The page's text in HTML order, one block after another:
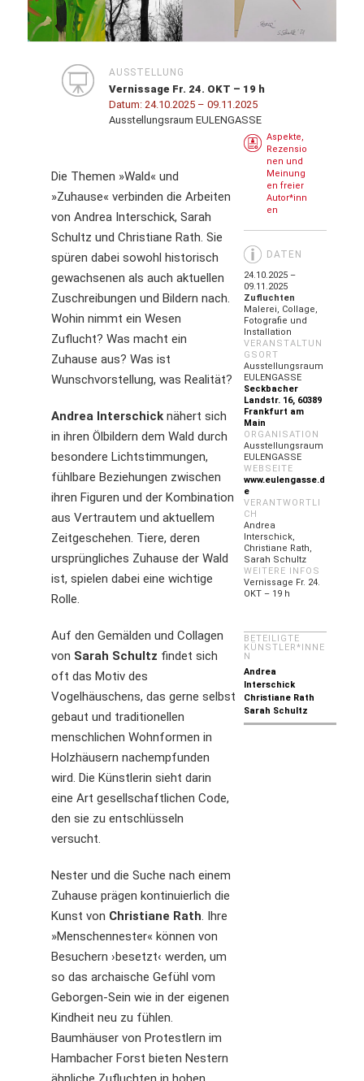
AUSSTELLUNG
Vernissage Fr. 24. OKT – 19 h
Datum: 24.10.2025 – 09.11.2025
Ausstellungsraum EULENGASSE
Aspekte,
Rezensio
nen und
Meinung
en freier
Autor*inn
en
DATEN
24.10.2025 –
09.11.2025
Zufluchten
Malerei, Collage,
Fotografie und
Installation
VERANSTALTUN
GSORT
Ausstellungsraum
EULENGASSE
Seckbacher
Landstr. 16, 60389
Frankfurt am
Main
ORGANISATION
Ausstellungsraum
EULENGASSE
WEBSEITE
www.eulengasse.d
e
VERANTWORTLI
CH
Andrea
Interschick,
Christiane Rath,
Sarah Schultz
WEITERE INFOS
Vernissage Fr. 24.
OKT – 19 h
BETEILIGTE
KÜNSTLER*INNE
N
Andrea
Interschick
Christiane Rath
Sarah Schultz
Die Themen »Wald« und
»Zuhause« verbinden die Arbeiten
von Andrea Interschick, Sarah
Schultz und Christiane Rath. Sie
spüren dabei sowohl historisch
gewachsenen als auch aktuellen
Zuschreibungen und Bildern nach.
Wohin nimmt ein Wesen
Zuflucht? Was macht ein
Zuhause aus? Was ist
Wunschvorstellung, was Realität?
Andrea Interschicknähert sich
in ihren Ölbildern dem Wald durch
besondere Lichtstimmungen,
fühlbare Beziehungen zwischen
ihren Figuren und der Kombination
aus Vertrautem und aktuellem
Zeitgeschehen. Tiere, deren
ursprüngliches Zuhause der Wald
ist, spielen dabei eine wichtige
Rolle.
Auf den Gemälden und Collagen
von Sarah Schultz findet sich
oft das Motiv des
Vogelhäuschens, das gerne selbst
gebaut und traditionellen
menschlichen Wohnformen in
Holzhäusern nachempfunden
wird. Die Künstlerin sieht darin
eine Art gesellschaftlichen Code,
den sie zu entschlüsseln
versucht.
Nester und die Suche nach einem
Zuhause prägen kontinuierlich die
Kunst von Christiane Rath. Ihre
»Menschennester« können von
Besuchern ›besetzt‹ werden, um
so das archaische Gefühl vom
Geborgen-Sein wie in der eigenen
Kindheit neu zu fühlen.
Baumhäuser von Protestlern im
Hambacher Forst bieten Nestern